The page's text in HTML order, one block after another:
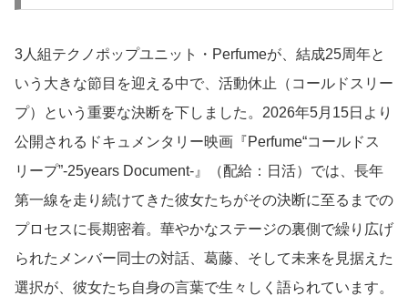
3人組テクノポップユニット・Perfumeが、結成25周年と
いう大きな節目を迎える中で、活動休止（コールドスリー
プ）という重要な決断を下しました。2026年5月15日より
公開されるドキュメンタリー映画『Perfume“コールドス
リープ”-25years Document-』（配給：日活）では、長年
第一線を走り続けてきた彼女たちがその決断に至るまでの
プロセスに長期密着。華やかなステージの裏側で繰り広げ
られたメンバー同士の対話、葛藤、そして未来を見据えた
選択が、彼女たち自身の言葉で生々しく語られています。